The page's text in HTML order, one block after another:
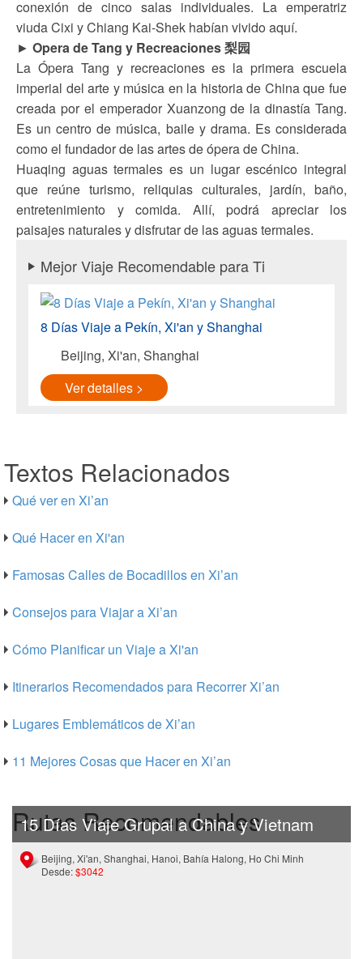
conexión de cinco salas individuales. La emperatriz
viuda Cixi y Chiang Kai-Shek habían vivido aquí.
► Opera de Tang y Recreaciones 梨园
La Ópera Tang y recreaciones es la primera escuela
imperial del arte y música en la historia de China que fue
creada por el emperador Xuanzong de la dinastía Tang.
Es un centro de música, baile y drama. Es considerada
como el fundador de las artes de ópera de China.
Huaqing aguas termales es un lugar escénico integral
que reúne turismo, reliquias culturales, jardín, baño,
entretenimiento y comida. Allí, podrá apreciar los
paisajes naturales y disfrutar de las aguas termales.
Mejor Viaje Recomendable para Ti
8 Días Viaje a Pekín, Xi'an y Shanghai
Beijing, Xi'an, Shanghai
Ver detalles >
Textos Relacionados
Qué ver en Xi’an
Qué Hacer en Xi'an
Famosas Calles de Bocadillos en Xi’an
Consejos para Viajar a Xi’an
Cómo Planificar un Viaje a Xi'an
Itinerarios Recomendados para Recorrer Xi’an
Lugares Emblemáticos de Xi’an
11 Mejores Cosas que Hacer en Xi’an
Rutas Recomendables
15 Días Viaje Grupal a China y Vietnam
Beijing, Xi'an, Shanghai, Hanoi, Bahía Halong, Ho Chi Minh
Desde:$3042